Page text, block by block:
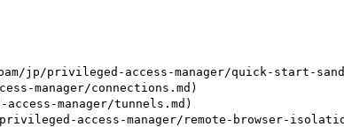
jp/privileged-access-manager/quick-start-
manager/connections.md)
manager/tunnels.md)
privileged-access-manager/remote-browser-